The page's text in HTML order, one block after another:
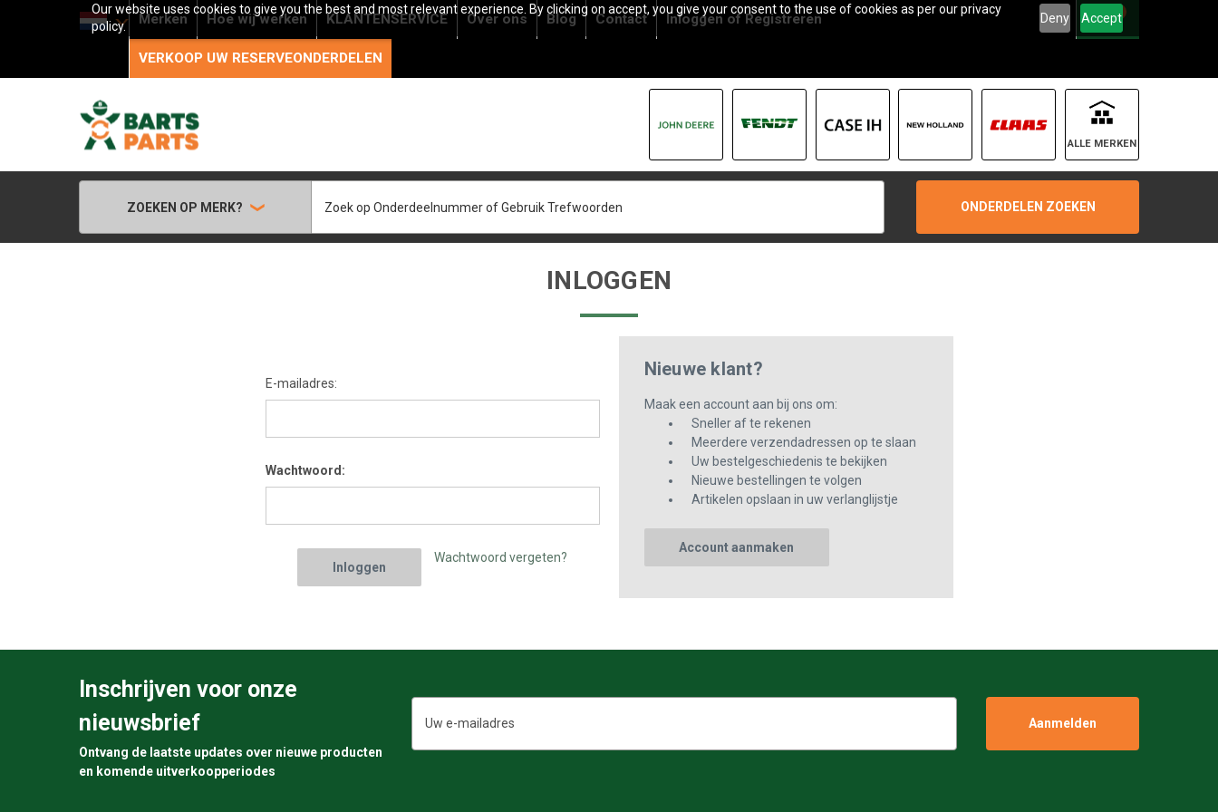
Our website uses cookies to give you the best and most relevant experience. By clicking on accept, you give your consent to the use of cookies as per our privacy
policy.
Deny Accept
Merken Hoe wij werken KLANTENSERVICE Over ons Blog Contact InloggenofRegistreren
VERKOOP UW RESERVEONDERDELEN
0
ALLE MERKEN
ZOEKEN OP MERK?
ONDERDELEN ZOEKEN
INLOGGEN
E-mailadres:
Wachtwoord:
Wachtwoord vergeten?
Nieuwe klant?
Maak een account aan bij ons om:
Sneller af te rekenen
Meerdere verzendadressen op te slaan
Uw bestelgeschiedenis te bekijken
Nieuwe bestellingen te volgen
Artikelen opslaan in uw verlanglijstje
Account aanmaken
Inschrijven voor onze
nieuwsbrief
Ontvang de laatste updates over nieuwe producten
en komende uitverkoopperiodes
mailadres